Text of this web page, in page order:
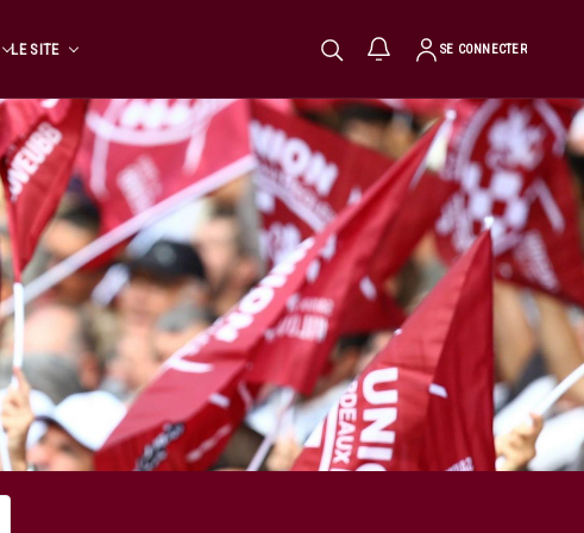
LE SITE SE CONNECTER